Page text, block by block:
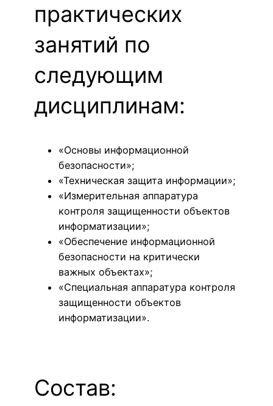
практических
занятий по
следующим
дисциплинам:
«Основы информационной
безопасности»;
«Техническая защита информации»;
«Измерительная аппаратура
контроля защищенности объектов
информатизации»;
«Обеспечение информационной
безопасности на критически
важных объектах»;
«Специальная аппаратура контроля
защищенности объектов
информатизации».
Состав: